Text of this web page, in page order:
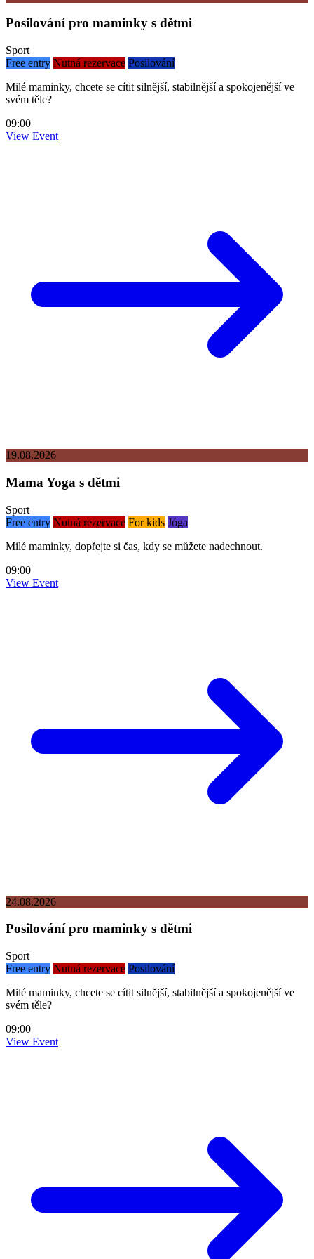
Posilování pro maminky s dětmi
Sport
Free entry Nutná rezervace Posilování
Milé maminky, chcete se cítit silnější, stabilnější a spokojenější ve
svém těle?
09:00
View Event
19.08.2026
Mama Yoga s dětmi
Sport
Free entry Nutná rezervace For kids Jóga
Milé maminky, dopřejte si čas, kdy se můžete nadechnout.
09:00
View Event
24.08.2026
Posilování pro maminky s dětmi
Sport
Free entry Nutná rezervace Posilování
Milé maminky, chcete se cítit silnější, stabilnější a spokojenější ve
svém těle?
09:00
View Event